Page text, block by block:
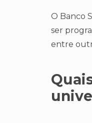
O Banco
ser
entre